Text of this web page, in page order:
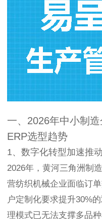
一、2026年中小制
ERP选型趋势
1、数字化转型加速推
2026年，黄河三角洲制
营纺织机械企业面临订
户定制化要求提升30%
理模式已无法支撑多品种